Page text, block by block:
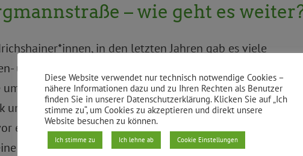
– wie geht es
in den letzten Jahren gab es viele
und fahrradfreundliche Umgestaltung der
Beteiligung der Anwohner*innen und
und Verbesserungsvorschläge sind in die derzeitigen
endgültiger Entscheidung Ein Ergebnis der
Testphase stattfinden soll,
Diese Website verwendet nur technisch notwendige Cookies –
nähere Informationen dazu und zu Ihren Rechten als Benutzer
finden Sie in unserer Datenschutzerklärung. Klicken Sie auf „Ich
stimme zu“, um Cookies zu akzeptieren und direkt unsere
Website besuchen zu können.
Ich stimme zu Ich lehne ab Cookie Einstellungen